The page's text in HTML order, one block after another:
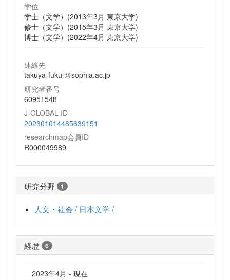
学位
学士（文学）(2013年3月 東京大学)
修士（文学）(2015年3月 東京大学)
博士（文学）(2022年4月 東京大学)
連絡先
takuya-fukui
sophia.ac.jp
研究者番号
60951548
J-GLOBAL ID
202301014485639151
researchmap会員ID
R000049989
研究分野 1
人文・社会 / 日本文学 /
経歴 6
2023年4月 - 現在